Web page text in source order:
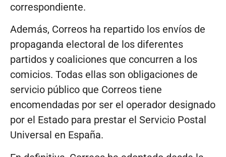
correspondiente.
Además, Correos ha repartido los envíos de
propaganda electoral de los diferentes
partidos y coaliciones que concurren a los
comicios. Todas ellas son obligaciones de
servicio público que Correos tiene
encomendadas por ser el operador designado
por el Estado para prestar el Servicio Postal
Universal en España.